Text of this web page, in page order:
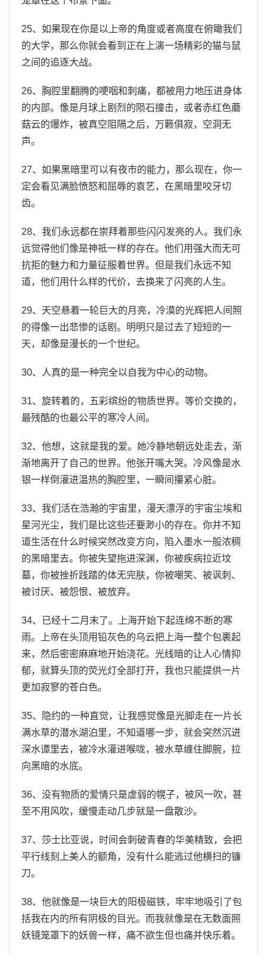
25、如果现在你是以上帝的角度或者高度在俯瞰我们
的大学，那么你就会看到正在上演一场精彩的猫与鼠
之间的追逐大战。
26、胸腔里翻腾的哽咽和刺痛，都被用力地压进身体
的内部。像是月球上剧烈的陨石撞击，或者赤红色蘑
菇云的爆炸，被真空阻隔之后，万籁俱寂，空洞无
声。
27、如果黑暗里可以有夜市的能力，那么现在，你一
定会看见满脸愤怒和屈辱的袁艺，在黑暗里咬牙切
齿。
28、我们永远都在崇拜着那些闪闪发亮的人。我们永
远觉得他们像是神祗一样的存在。他们用强大而无可
抗拒的魅力和力量征服着世界。但是我们永远不知
道，他们用什么样的代价，去换来了闪亮的人生。
29、天空悬着一轮巨大的月亮，冷漠的光辉把人间照
的得像一出悲惨的话剧。明明只是过去了短短的一
天，却像是漫长的一个世纪。
30、人真的是一种完全以自我为中心的动物。
31、旋转着的，五彩缤纷的物质世界。等价交换的，
最残酷的也最公平的寒冷人间。
32、他想，这就是我的爱。她冷静地朝远处走去，渐
渐地离开了自己的世界。他张开嘴大哭。冷风像是水
银一样倒灌进温热的胸腔里，一瞬间攥紧心脏。
33、我们活在浩瀚的宇宙里，漫天漂浮的宇宙尘埃和
星河光尘，我们是比这些还要渺小的存在。你并不知
道生活在什么时候突然改变方向，陷入墨水一般浓稠
的黑暗里去。你被失望拖进深渊，你被疾病拉近坟
墓，你被挫折践踏的体无完肤，你被嘲笑、被讽刺、
被讨厌、被怨恨、被放弃。
34、已经十二月末了。上海开始下起连绵不断的寒
雨。上帝在头顶用铅灰色的乌云把上海一整个包裹起
来，然后密密麻麻地开始浇花。光线暗的让人心情抑
郁，就算头顶的荧光灯全部打开，我也只能提供一片
更加寂寥的苍白色。
35、隐约的一种直觉，让我感觉像是光脚走在一片长
满水草的潜水湖泊里，不知道哪一步，就会突然沉进
深水谭里去，被冷水灌进喉咙，被水草缠住脚腕，拉
向黑暗的水底。
36、没有物质的爱情只是虚弱的幌子，被风一吹，甚
至不用风吹，缓慢走动几步就是一盘散沙。
37、莎士比亚说，时间会刺破青春的华美精致，会把
平行线刻上美人的额角，没有什么能逃过他横扫的镰
刀。
38、他就像是一块巨大的阳极磁铁，牢牢地吸引了包
括我在内的所有阴极的目光。而我就像是在无数面照
妖镜笼罩下的妖兽一样，痛不欲生但也痛并快乐着。